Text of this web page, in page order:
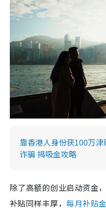
靠香港人身份获100万
诈骗 揭吸金攻略
除了高额的创业启动资金
补贴同样丰厚，每月补贴